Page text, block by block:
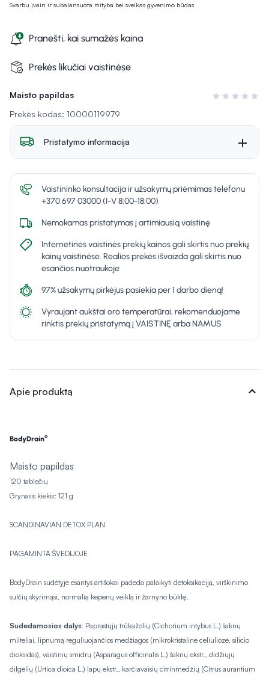
Maisto papildas
Įvertinimas 0
Prekės kodas: 10000119979
Svarbu įvairi ir subalansuota mityba bei sveikas gyvenimo būdas
Pranešti, kai sumažės kaina
Prekės likučiai vaistinėse
Pristatymo informacija
Vaistininko konsultacija ir užsakymų priėmimas telefonu
+370 697 03000 (I-V 8:00-18:00)
Nemokamas pristatymas į artimiausią vaistinę
Internetinės vaistinės prekių kainos gali skirtis nuo prekių
kainų vaistinėse. Realios prekės išvaizda gali skirtis nuo
esančios nuotraukoje
97% užsakymų pirkėjus pasiekia per 1 darbo dieną!
Vyraujant aukštai oro temperatūrai, rekomenduojame
rinktis prekių pristatymą į VAISTINĘ arba NAMUS
Apie produktą expand_more
BodyDrain®
Maisto papildas
120 tablečių
Grynasis kiekis: 121 g
SCANDINAVIAN DETOX PLAN
PAGAMINTA ŠVEDIJOJE
BodyDrain sudėtyje esantys artišokai padeda palaikyti detoksikaciją, virškinimo
sulčių skyrimąsi, normalią kepenų veiklą ir žarnyno būklę.
Sudedamosios dalys: Paprastųjų trūkažolių (Cichorium intybus L.) šaknų
milteliai, lipnumą reguliuojančios medžiagos (mikrokristalinė celiuliozė, silicio
dioksidas), vaistinių smidrų (Asparagus officinalis L.) šaknų ekstr., didžiųjų
dilgėlių (Urtica dioica L.) lapų ekstr., karčiavaisių citrinmedžių (Citrus aurantium